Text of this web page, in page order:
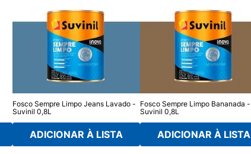
Fosco Sempre Limpo Jeans Lavado -
Suvinil 0,8L
ADICIONAR À LISTA
Fosco Sempre Limpo Bananada -
Suvinil 0,8L
ADICIONAR À LISTA